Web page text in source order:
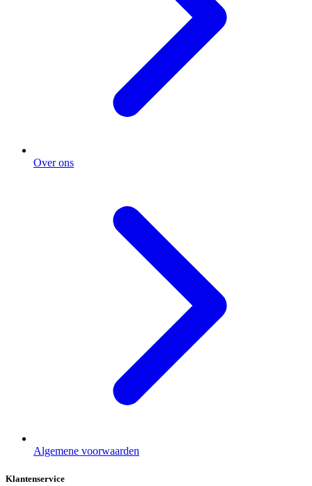
Over ons
Algemene voorwaarden
Klantenservice